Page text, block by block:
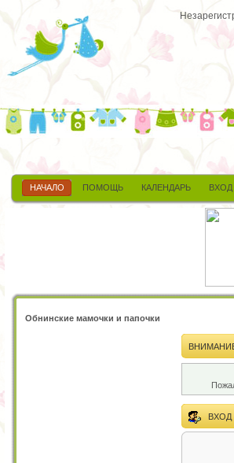
НАЧАЛО ПОМОЩЬ КАЛЕНДАРЬ ВХОД
Обнинские мамочки и папочки
ВХОД